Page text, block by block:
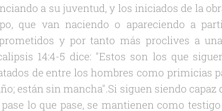
a su juventud, y los iniciados de la
que van naciendo o apareciendo a
y por tanto más proclives a
14:4-5 dice: "Estos son los que
de entre los hombres como primicias
están sin mancha".Si siguen siendo
lo que pase, se mantienen como